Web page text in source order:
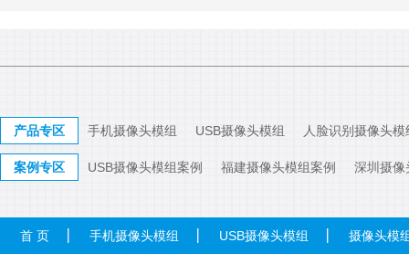
产品专区 手机摄像头模组 USB摄像头模组 人脸识别摄像头模
案例专区 USB摄像头模组案例 福建摄像头模组案例 深圳摄像
首 页 手机摄像头模组 USB摄像头模组 摄像头模